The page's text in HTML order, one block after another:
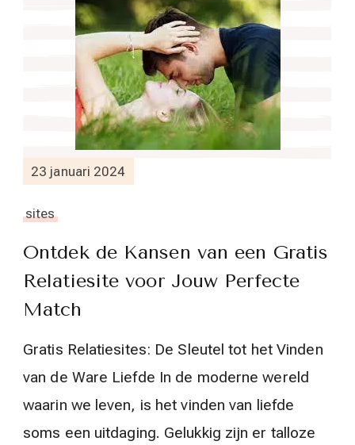
23 januari 2024
sites
Ontdek de Kansen van een Gratis
Relatiesite voor Jouw Perfecte
Match
Gratis Relatiesites: De Sleutel tot het Vinden
van de Ware Liefde In de moderne wereld
waarin we leven, is het vinden van liefde
soms een uitdaging. Gelukkig zijn er talloze